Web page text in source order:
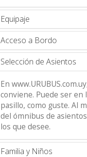
Equipaje
Acceso a Bordo
Selección de Asientos
En
conviene. Puede ser
pasillo, como guste. Al
del ómnibus de
los que desee.
Familia y Niños